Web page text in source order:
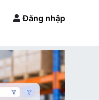
Đăng nhập